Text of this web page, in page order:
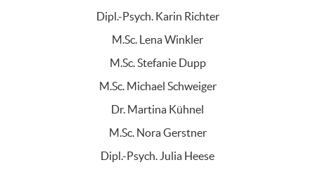
Dipl.-Psych. Karin Richter
M.Sc. Lena Winkler
M.Sc. Stefanie Dupp
M.Sc. Michael Schweiger
Dr. Martina Kühnel
M.Sc. Nora Gerstner
Dipl.-Psych. Julia Heese